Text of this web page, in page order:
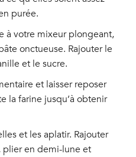
purée.
à votre mixeur plongeant,
onctueuse. Rajouter le
et le sucre.
et laisser reposer
la farine jusqu’à obtenir
et les aplatir. Rajouter
plier en demi-lune et